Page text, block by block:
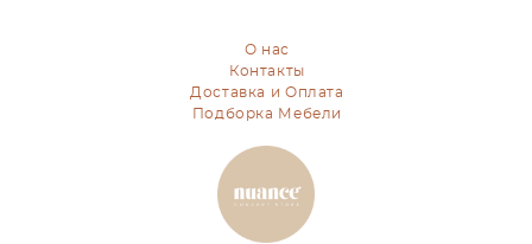
О нас
Контакты
Доставка и Оплата
Подборка Мебели